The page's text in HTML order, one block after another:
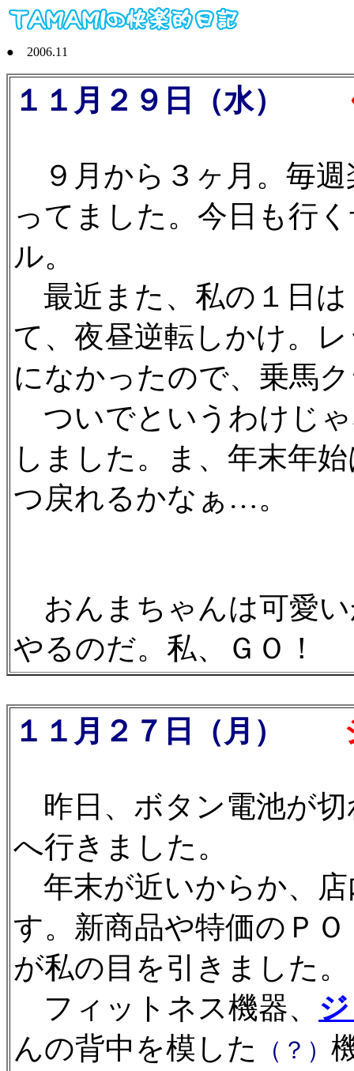
● 2006.11
１１月２９日（水） く
９月から３ヶ月。毎
ってました。今日も行
ル。
最近また、私の１日
て、夜昼逆転しかけ。
になかったので、乗馬
ついでというわけじ
しました。ま、年末年
つ戻れるかなぁ…。
おんまちゃんは可愛
やるのだ。私、ＧＯ！
１１月２７日（月） ジ
昨日、ボタン電池が切
へ行きました。
年末が近いからか、
す。新商品や特価のＰ
が私の目を引きました。
フィットネス機器、
んの背中を模した
（？）